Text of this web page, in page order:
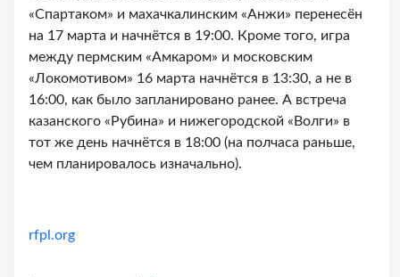
«Спартаком» и махачкалинским «Анжи» перенесён
на 17 марта и начнётся в 19:00. Кроме того, игра
между пермским «Амкаром» и московским
«Локомотивом» 16 марта начнётся в 13:30, а не в
16:00, как было запланировано ранее. А встреча
казанского «Рубина» и нижегородской «Волги» в
тот же день начнётся в 18:00 (на полчаса раньше,
чем планировалось изначально).
rfpl.org